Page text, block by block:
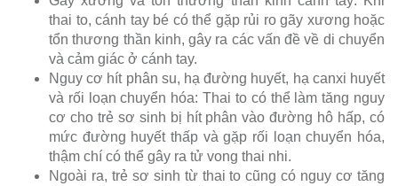
thai to, cánh tay bé có thể gặp rủi ro gãy xương hoặc
tổn thương thần kinh, gây ra các vấn đề về di chuyển
và cảm giác ở cánh tay.
Nguy cơ hít phân su, hạ đường huyết, hạ canxi huyết
và rối loạn chuyển hóa: Thai to có thể làm tăng nguy
cơ cho trẻ sơ sinh bị hít phân vào đường hô hấp, có
mức đường huyết thấp và gặp rối loạn chuyển hóa,
thậm chí có thể gây ra tử vong thai nhi.
Ngoài ra, trẻ sơ sinh từ thai to cũng có nguy cơ tăng